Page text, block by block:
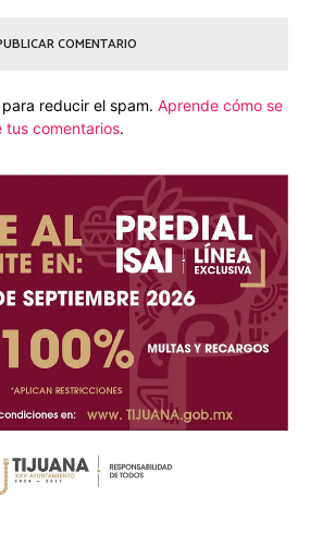
reducir el spam. Aprende cómo se
tus comentarios.